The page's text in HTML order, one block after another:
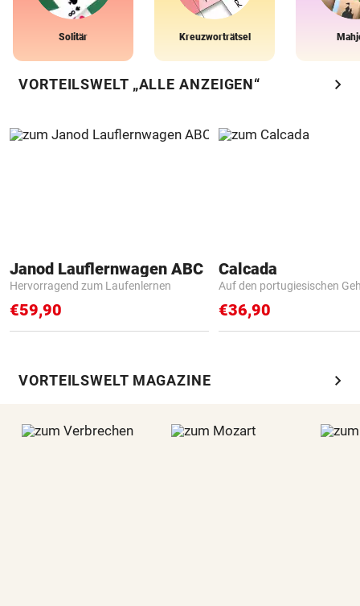
Solitär Kreuzworträtsel
VORTEILSWELT „ALLE ANZEIGEN“ chevron_right
Janod Lauflernwagen ABC
Hervorragend zum Laufenlernen
€59,90
Calcada
Auf den portugiesischen
€36,90
VORTEILSWELT MAGAZINE chevron_right